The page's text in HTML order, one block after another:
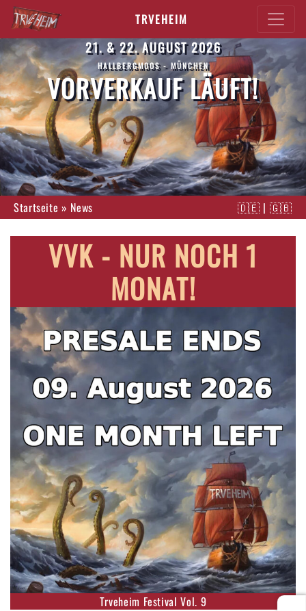
TRVEHEIM
21. & 22. AUGUST 2026
HALLBERGMOOS - MÜNCHEN
VORVERKAUF LÄUFT!
Startseite » News 🇩🇪 | 🇬🇧
VVK - NUR NOCH 1
MONAT!
Trveheim Festival Vol. 9